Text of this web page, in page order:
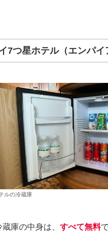
7つ星ホテル（エンパイ
ルの冷蔵庫
庫の中身は、 すべて無料